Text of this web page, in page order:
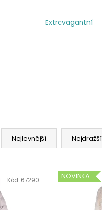
Extravagantní
Nejlevnější Nejdražší
Kód: 67290 NOVINKA